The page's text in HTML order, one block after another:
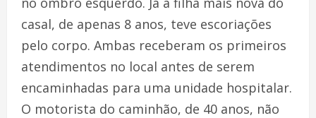
casal, de apenas 8 anos, teve escoriações
pelo corpo. Ambas receberam os primeiros
atendimentos no local antes de serem
encaminhadas para uma unidade hospitalar.
O motorista do caminhão, de 40 anos, não